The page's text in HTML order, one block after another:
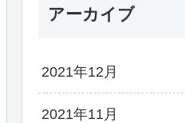
アーカイブ
2021年12月
2021年11月